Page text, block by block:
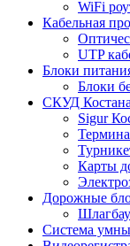
WiFi
Кабельная
UTP
Блоки
Блоки
СКУД
Sigur
Карты
Дорожные
Система